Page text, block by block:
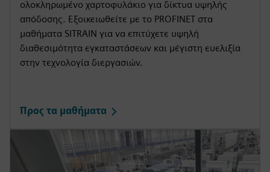
ολοκληρωμένο χαρτοφυλάκιο για δίκτυα υψηλής
απόδοσης. Εξοικειωθείτε με το PROFINET στα
μαθήματα SITRAIN για να επιτύχετε υψηλή
διαθεσιμότητα εγκαταστάσεων και μέγιστη ευελιξία
στην τεχνολογία διεργασιών.
Προς τα μαθήματα